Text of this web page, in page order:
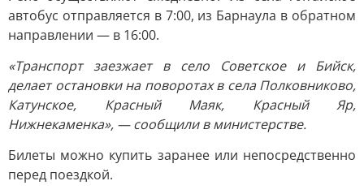
автобус отправляется в 7:00, из Барнаула в обратном
направлении — в 16:00.
«Транспорт заезжает в село Советское и Бийск,
делает остановки на поворотах в села Полковниково,
Катунское, Красный Маяк, Красный Яр,
Нижнекаменка», — сообщили в министерстве.
Билеты можно купить заранее или непосредственно
перед поездкой.